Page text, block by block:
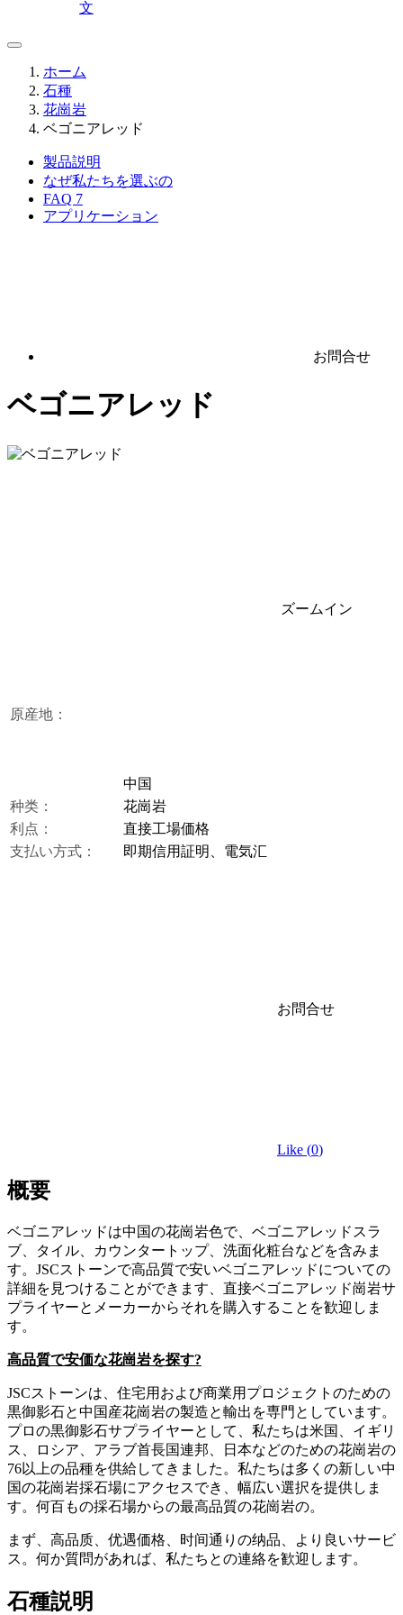
文
ホーム
石種
花崗岩
ベゴニアレッド
製品説明
なぜ私たちを選ぶの
FAQ 7
アプリケーション
お問合せ
ベゴニアレッド
ズームイン
原産地：
中国
种类：
花崗岩
利点：
直接工場価格
支払い方式：
即期信用証明、電気汇
お問合せ
Like (0)
概要
ベゴニアレッドは中国の花崗岩色で、ベゴニアレッドスラ
ブ、タイル、カウンタートップ、洗面化粧台などを含みま
す。JSCストーンで高品質で安いベゴニアレッドについての
詳細を見つけることができます、直接ベゴニアレッド崗岩サ
プライヤーとメーカーからそれを購入することを歓迎しま
す。
高品質で安価な花崗岩を探す?
JSCストーンは、住宅用および商業用プロジェクトのための
黒御影石と中国産花崗岩の製造と輸出を専門としています。
プロの黒御影石サプライヤーとして、私たちは米国、イギリ
ス、ロシア、アラブ首長国連邦、日本などのための花崗岩の
76以上の品種を供給してきました。私たちは多くの新しい中
国の花崗岩採石場にアクセスでき、幅広い選択を提供しま
す。何百もの採石場からの最高品質の花崗岩の。
まず、高品质、优遇価格、时间通りの纳品、より良いサービ
ス。何か質問があれば、私たちとの連絡を歓迎します。
石種説明